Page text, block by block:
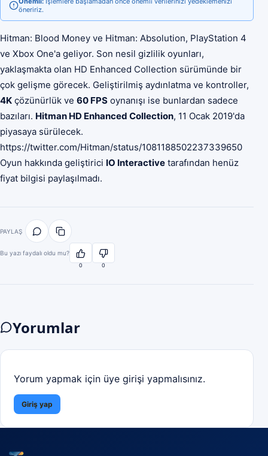
öneririz.
Hitman: Blood Money ve Hitman: Absolution, PlayStation 4
ve Xbox One'a geliyor. Son nesil gizlilik oyunları,
yaklaşmakta olan HD Enhanced Collection sürümünde bir
çok gelişme görecek. Geliştirilmiş aydınlatma ve kontroller,
4K çözünürlük ve 60 FPS oynanışı ise bunlardan sadece
bazıları. Hitman HD Enhanced Collection, 11 Ocak 2019'da
piyasaya sürülecek.
https://twitter.com/Hitman/status/1081188502237339650
Oyun hakkında geliştirici IO Interactive tarafından henüz
fiyat bilgisi paylaşılmadı.
PAYLAŞ
Bu yazı faydalı oldu mu?
0 0
Yorumlar
Yorum yapmak için üye girişi yapmalısınız.
Giriş yap